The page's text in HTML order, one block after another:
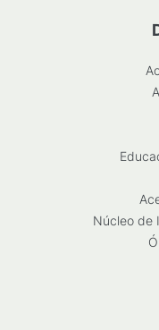
Núcleo de